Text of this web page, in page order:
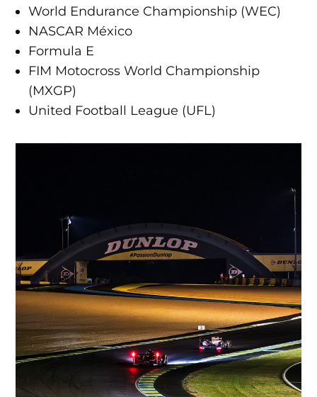
World Endurance Championship (WEC)
NASCAR México
Formula E
FIM Motocross World Championship
(MXGP)
United Football League (UFL)